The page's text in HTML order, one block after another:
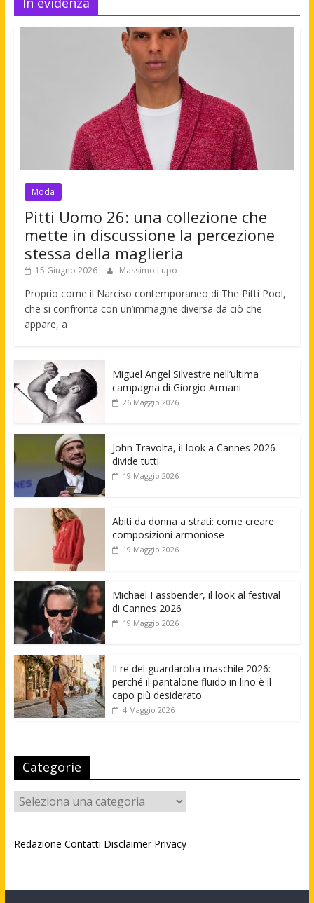
Moda
Pitti Uomo 26: una collezione che
mette in discussione la percezione
stessa della maglieria
15 Giugno 2026 Massimo Lupo
Proprio come il Narciso contemporaneo di The Pitti Pool,
che si confronta con un’immagine diversa da ciò che
appare, a
Miguel Angel Silvestre nell’ultima
campagna di Giorgio Armani
26 Maggio 2026
John Travolta, il look a Cannes 2026
divide tutti
19 Maggio 2026
Abiti da donna a strati: come creare
composizioni armoniose
19 Maggio 2026
Michael Fassbender, il look al festival
di Cannes 2026
19 Maggio 2026
Il re del guardaroba maschile 2026:
perché il pantalone fluido in lino è il
capo più desiderato
4 Maggio 2026
Categorie
Categorie
Redazione Contatti Disclaimer Privacy